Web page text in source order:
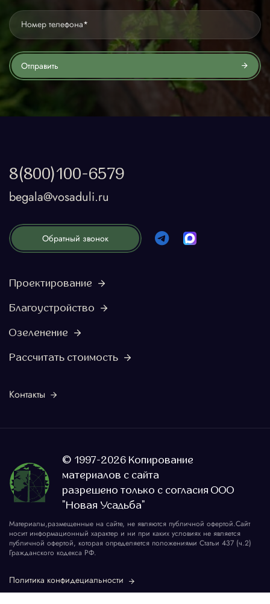
Номер телефона*
Отправить
8(800)100-6579
begala@vosaduli.ru
Обратный звонок
Проектирование
Благоустройство
Озеленение
Рассчитать стоимость
Контакты
© 1997-2026 Копирование
материалов с сайта
разрешено только с согласия ООО
"Новая Усадьба"
Материалы,размещенные на сайте, не являются публичной офертой.Сайт
носит информационный характер и ни при каких условиях не является
публичной офертой, которая определяется положениями Статьи 437 (ч.2)
Гражданского кодекса РФ.
Политика конфидециальности